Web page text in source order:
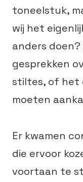
toneelstuk,
wij het
anders
gesprekken
stiltes, of het
moeten
Er kwamen
die ervoor
voortaan te